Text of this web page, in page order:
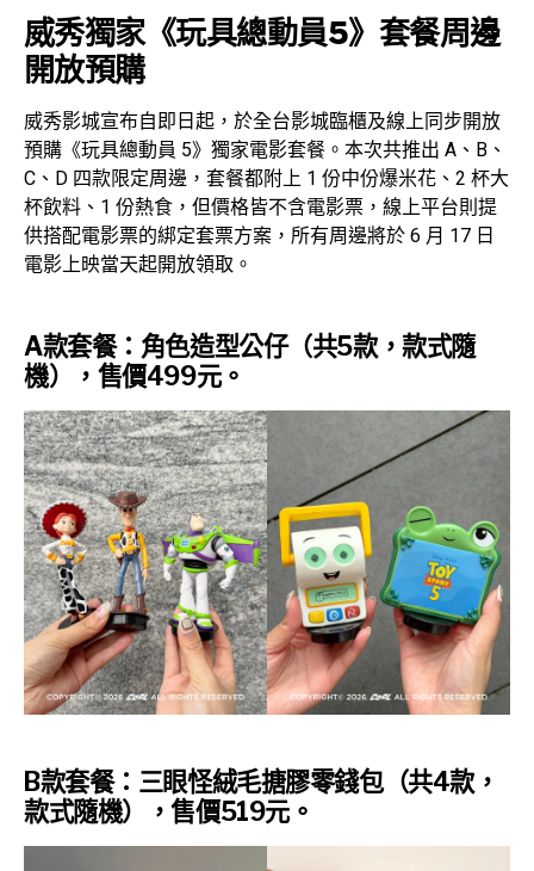
威秀獨家《玩具總動員5》套餐周邊
開放預購
威秀影城宣布自即日起，於全台影城臨櫃及線上同步開放
預購《玩具總動員 5》獨家電影套餐。本次共推出 A、B、
C、D 四款限定周邊，套餐都附上 1 份中份爆米花、2 杯大
杯飲料、1 份熱食，但價格皆不含電影票，線上平台則提
供搭配電影票的綁定套票方案，所有周邊將於 6 月 17 日
電影上映當天起開放領取。
A款套餐：角色造型公仔（共5款，款式隨
機），售價499元。
B款套餐：三眼怪絨毛搪膠零錢包（共4款，
款式隨機），售價519元。